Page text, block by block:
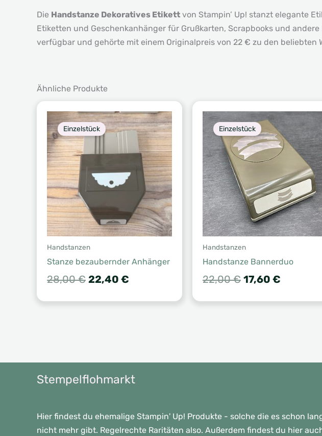
Die Handstanze Dekoratives Etikett von Stampin’ Up! stanzt elegante
Etiketten und Geschenkanhänger für Grußkarten, Scrapbooks und
verfügbar und gehörte mit einem Originalpreis von 22 € zu den beliebten
Ähnliche Produkte
Einzelstück
Handstanzen
Stanze bezaubernder Anhänger
28,00€ Ursprünglicher
war:
22,40 €
ist:
Einzelstück
Handstanzen
Handstanze Bannerduo
22,00€ Ursprünglicher
war:
17,60 €
ist:
Stempelflohmarkt
Hier findest du ehemalige Stampin' Up! Produkte - solche die es schon
nicht mehr gibt. Regelrechte Raritäten also. Außerdem findest du hier